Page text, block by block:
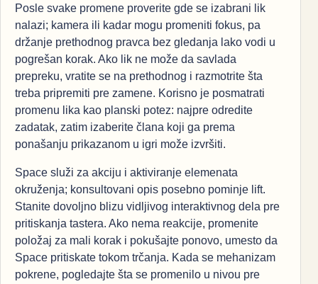
Posle svake promene proverite gde se izabrani lik
nalazi; kamera ili kadar mogu promeniti fokus, pa
držanje prethodnog pravca bez gledanja lako vodi u
pogrešan korak. Ako lik ne može da savlada
prepreku, vratite se na prethodnog i razmotrite šta
treba pripremiti pre zamene. Korisno je posmatrati
promenu lika kao planski potez: najpre odredite
zadatak, zatim izaberite člana koji ga prema
ponašanju prikazanom u igri može izvršiti.
Space služi za akciju i aktiviranje elemenata
okruženja; konsultovani opis posebno pominje lift.
Stanite dovoljno blizu vidljivog interaktivnog dela pre
pritiskanja tastera. Ako nema reakcije, promenite
položaj za mali korak i pokušajte ponovo, umesto da
Space pritiskate tokom trčanja. Kada se mehanizam
pokrene, pogledajte šta se promenilo u nivou pre